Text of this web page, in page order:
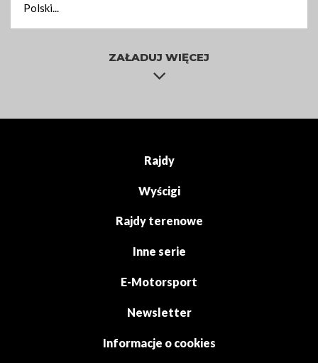
Polski...
ZAŁADUJ WIĘCEJ
Rajdy
Wyścigi
Rajdy terenowe
Inne serie
E-Motorsport
Newsletter
Informacje o cookies